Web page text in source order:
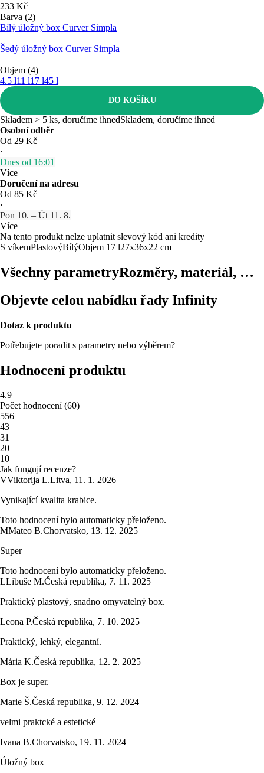
233 Kč
Barva (2)
Bílý úložný box Curver Simpla
Šedý úložný box Curver Simpla
Objem (4)
4.5 l11 l17 l45 l
DO KOŠÍKU
Skladem > 5 ks, doručíme ihnedSkladem, doručíme ihned
Osobní odběr
Od 29 Kč
·
Dnes od 16:01
Více
Doručení na adresu
Od 85 Kč
·
Pon 10. – Út 11. 8.
Více
Na tento produkt nelze uplatnit slevový kód ani kredity
S víkemPlastovýBílýObjem 17 l27x36x22 cm
Všechny parametryRozměry, materiál, …
Objevte celou nabídku řady Infinity
Dotaz k produktu
Potřebujete poradit s parametry nebo výběrem?
Hodnocení produktu
4.9
Počet hodnocení(60)
556
43
31
20
10
Jak fungují recenze?
VViktorija L.Litva, 11. 1. 2026
Vynikající kvalita krabice.
Toto hodnocení bylo automaticky přeloženo.
MMateo B.Chorvatsko, 13. 12. 2025
Super
Toto hodnocení bylo automaticky přeloženo.
LLibuše M.Česká republika, 7. 11. 2025
Praktický plastový, snadno omyvatelný box.
Leona P.Česká republika, 7. 10. 2025
Praktický, lehký, elegantní.
Mária K.Česká republika, 12. 2. 2025
Box je super.
Marie Š.Česká republika, 9. 12. 2024
velmi praktcké a estetické
Ivana B.Chorvatsko, 19. 11. 2024
Úložný box